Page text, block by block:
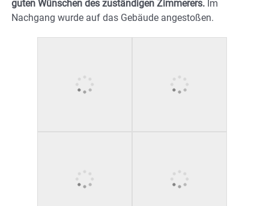
guten Wünschen des zuständigen Zimmerers. Im
Nachgang wurde auf das Gebäude angestoßen.